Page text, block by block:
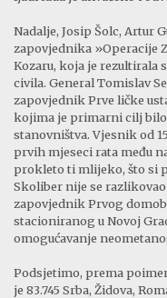
Nadalje, Josip Šolc, Artur
zapovjednika »Operacije
Kozaru, koja je rezultirala
civila. General Tomislav
zapovjednik Prve ličke
kojima je primarni cilj
stanovništva. Vjesnik od
prvih mjeseci rata među
prokleto ti mlijeko, što si
Skoliber nije se
zapovjednik Prvog
stacioniranog u Novoj
omogućavanje
Podsjetimo, prema
je 83.745 Srba, Židova,